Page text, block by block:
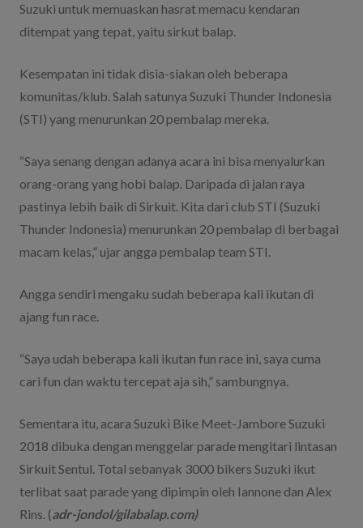
Suzuki untuk memuaskan hasrat memacu kendaran
ditempat yang tepat, yaitu sirkut balap.
Kesempatan ini tidak disia-siakan oleh beberapa
komunitas/klub. Salah satunya Suzuki Thunder Indonesia
(STI) yang menurunkan 20 pembalap mereka.
“Saya senang dengan adanya acara ini bisa menyalurkan
orang-orang yang hobi balap. Daripada di jalan raya
pastinya lebih baik di Sirkuit. Kita dari club STI (Suzuki
Thunder Indonesia) menurunkan 20 pembalap di berbagai
macam kelas,” ujar angga pembalap team STI.
Angga sendiri mengaku sudah beberapa kali ikutan di
ajang fun race.
“Saya udah beberapa kali ikutan fun race ini, saya cuma
cari fun dan waktu tercepat aja sih,” sambungnya.
Sementara itu, acara Suzuki Bike Meet-Jambore Suzuki
2018 dibuka dengan menggelar parade mengitari lintasan
Sirkuit Sentul. Total sebanyak 3000 bikers Suzuki ikut
terlibat saat parade yang dipimpin oleh Iannone dan Alex
Rins. (adr-jondol/gilabalap.com)